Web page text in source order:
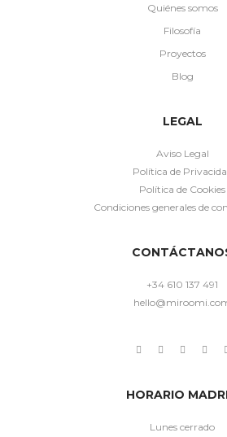
Quiénes somos
Filosofía
Proyectos
Blog
LEGAL
Aviso Legal
Política de
Política de Cookies
Condiciones generales de
+34 610 137 491
HORARIO
Lunes cerrado